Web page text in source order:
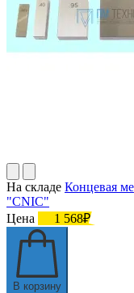
На складе Концевая
"CNIC"
Цена
1 568₽
В корзину